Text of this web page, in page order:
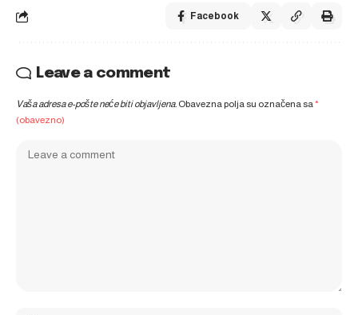
Facebook
Leave a comment
Vaša adresa e-pošte neće biti objavljena. Obavezna polja su označena sa*
(obavezno)